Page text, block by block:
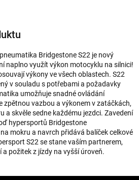
Bridgestone S22 je nový
naplno využít výkon motocyklu na silnici!
výkony ve všech oblastech. S22
v souladu s potřebami a požadavky
umožňuje snadné ovládání
zpětnou vazbou a výkonem v zatáčkách,
a skvěle sedne každému jezdci. Zavedení
hypersportů Bridgestone
mokru a navrch přidává balíček celkové
S22 se stane vaším partnerem,
a požitek z jízdy na vyšší úroveň.